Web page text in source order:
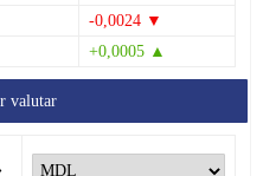
-0,0024 ▼
+0,0005 ▲
valutar